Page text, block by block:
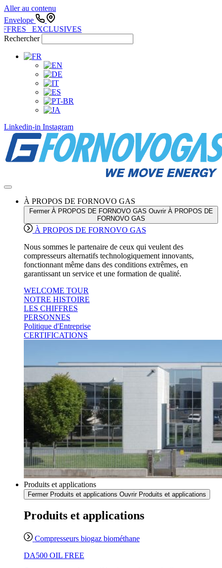
Aller au contenu
Envelope
EXCLUSIVES
Rechercher
Linkedin-in Instagram
À PROPOS DE FORNOVO GAS
Fermer À PROPOS DE FORNOVO GAS Ouvrir À PROPOS DE
FORNOVO GAS
À PROPOS DE FORNOVO GAS
Nous sommes le partenaire de ceux qui veulent des
compresseurs alternatifs technologiquement innovants,
fonctionnant même dans des conditions extrêmes, en
garantissant un service et une formation de qualité.
WELCOME TOUR
NOTRE HISTOIRE
LES CHIFFRES
PERSONNES
Politique d'Entreprise
CERTIFICATIONS
Produits et applications
Fermer Produits et applications Ouvrir Produits et applications
Produits et applications
Compresseurs biogaz biométhane
DA500 OIL FREE